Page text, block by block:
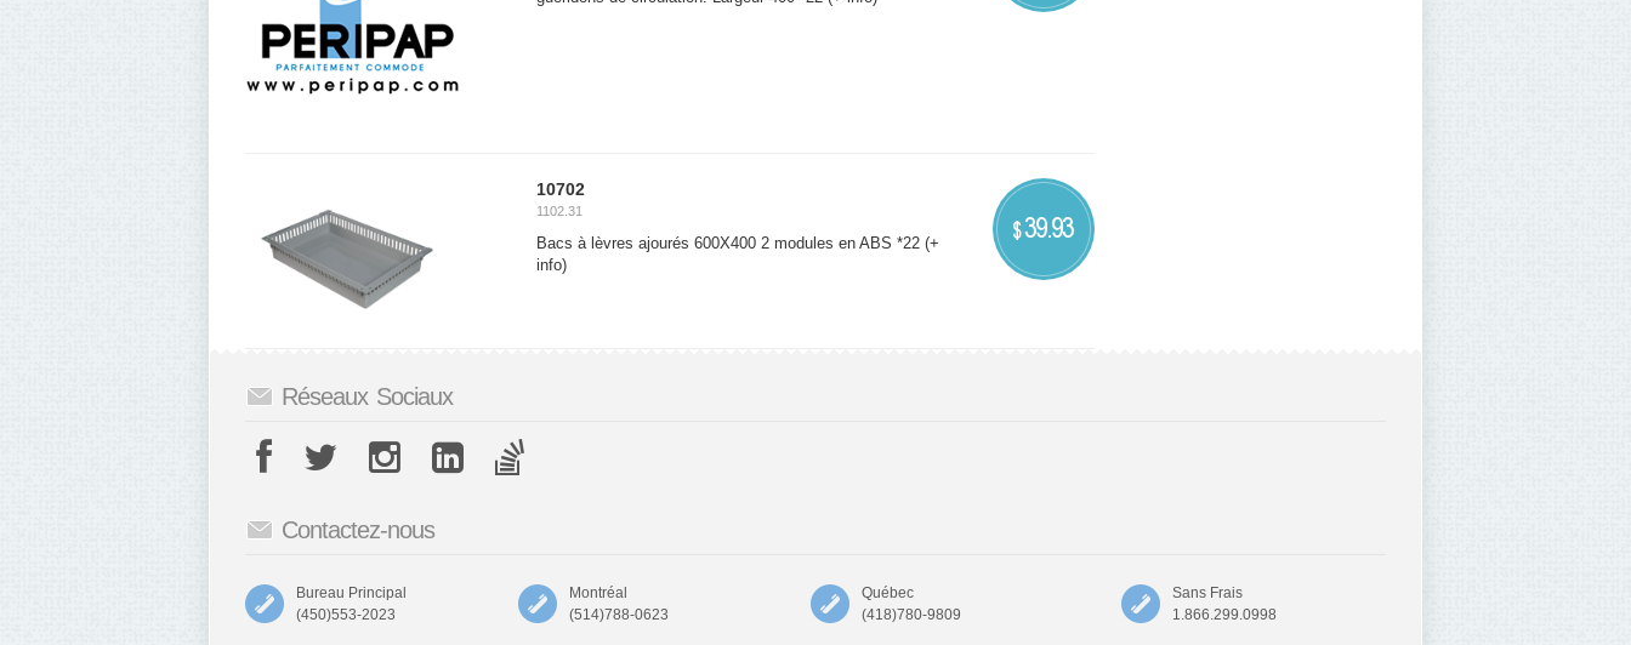
10702
1102.31
$39.93
Bacs à lèvres ajourés 600X400 2 modules en ABS *22 (+
info)
Réseaux Sociaux
Contactez-nous
Bureau Principal
(450)553-2023
Montréal
(514)788-0623
Québec
(418)780-9809
Sans Frais
1.866.299.0998